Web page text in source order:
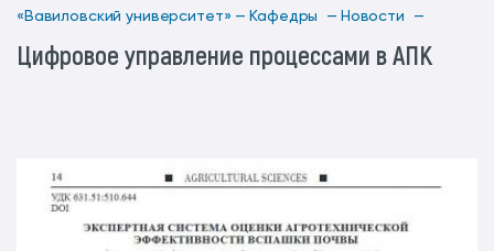
«Вавиловский университет» — Кафедры — Новости —
Цифровое управление процессами в АПК